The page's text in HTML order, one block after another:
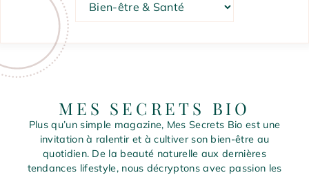
MES SECRETS BIO
Plus qu’un simple magazine, Mes Secrets Bio est une
invitation à ralentir et à cultiver son bien-être au
quotidien. De la beauté naturelle aux dernières
tendances lifestyle, nous décryptons avec passion les